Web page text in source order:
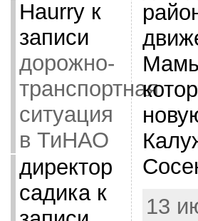
Haurryк
записи
дорожно-
транспортная
ситуация
в ТиНАО
директор
садикак
13